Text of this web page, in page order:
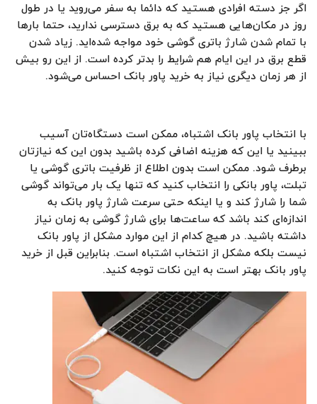
اگر جز دسته افرادی هستید که دائما به سفر می‌روید یا در طول
روز در مکان‌هایی هستید که به برق دسترسی ندارید، حتما بارها
با تمام شدن شارژ باتری گوشی خود مواجه شده‌اید. زیاد شدن
قطع برق در این ایام هم شرایط را بدتر کرده است. از این رو بیش
از هر زمان دیگری نیاز به خرید پاور بانک احساس می‌شود.
با انتخاب پاور بانک اشتباه، ممکن است دستگاه‌تان آسیب
ببینید یا این که هزینه اضافی کرده باشید بدون این که نیازتان
برطرف شود. ممکن است بدون اطلاع از ظرفیت باتری گوشی یا
تبلت، پاور بانکی را انتخاب کنید که تنها یک بار می‌تواند گوشی
شما را شارژ کند و یا اینکه حتی سرعت شارژ پاور بانک به
اندازه‌ای کند باشد که ساعت‌ها برای شارژ گوشی به زمان نیاز
داشته باشید. در هیچ کدام از این موارد مشکل از پاور بانک
نیست بلکه مشکل از انتخاب اشتباه است. بنابراین قبل از خرید
پاور بانک بهتر است به این نکات توجه کنید.